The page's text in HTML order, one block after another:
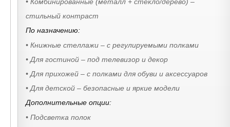
стильный контраст
По назначению:
• Книжные стеллажи – с регулируемыми полками
• Для гостиной – под телевизор и декор
• Для прихожей – с полками для обуви и аксессуаров
• Для детской – безопасные и яркие модели
Дополнительные опции:
• Подсветка полок